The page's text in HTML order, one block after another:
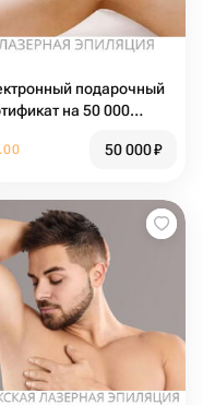
подарочный
на 50 000
50 000₽